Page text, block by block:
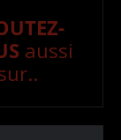
aussi